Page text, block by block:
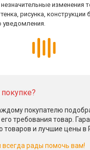
изменения
рисунка, конструкции
уведомления.
покупателю
требования товар.
товаров и лучшие цены в
рады помочь вам!